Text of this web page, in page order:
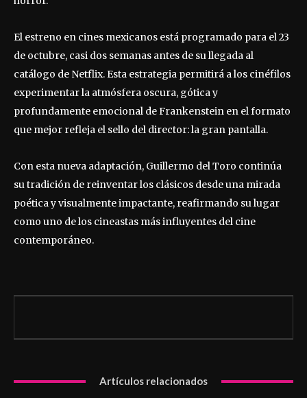
El estreno en cines mexicanos está programado para el 23
de octubre, casi dos semanas antes de su llegada al
catálogo de Netflix. Esta estrategia permitirá a los cinéfilos
experimentar la atmósfera oscura, gótica y
profundamente emocional de Frankenstein en el formato
que mejor refleja el sello del director: la gran pantalla.
Con esta nueva adaptación, Guillermo del Toro continúa
su tradición de reinventar los clásicos desde una mirada
poética y visualmente impactante, reafirmando su lugar
como uno de los cineastas más influyentes del cine
contemporáneo.
Artículos relacionados